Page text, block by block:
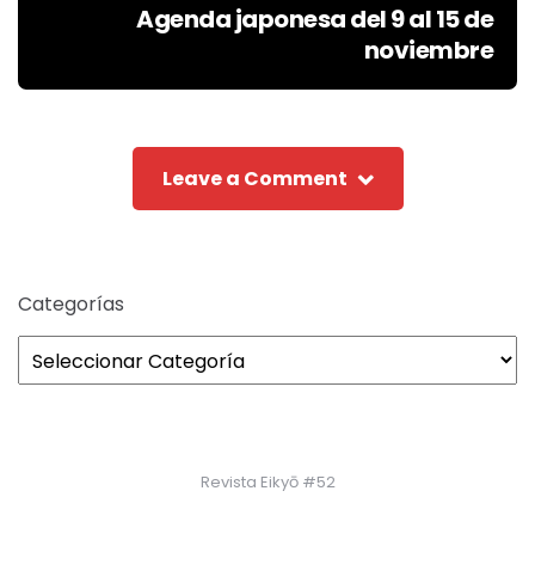
Agenda japonesa del 9 al 15 de
noviembre
Leave a Comment
Categorías
Revista Eikyō #52